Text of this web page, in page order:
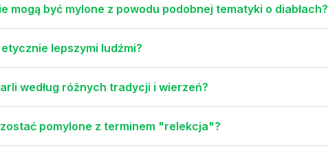
mogą być mylone z powodu podobnej tematyki o diabłach?
lepszymi ludźmi?
według różnych tradycji i wierzeń?
zostać pomylone z terminem "relekcja"?